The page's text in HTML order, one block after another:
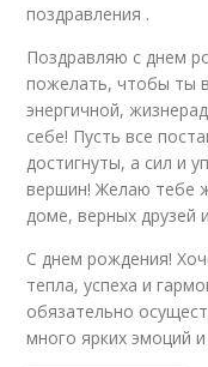
поздравления .
Поздравляю с днем
пожелать, чтобы ты
энергичной,
себе! Пусть все
достигнуты, а сил и
вершин! Желаю тебе
доме, верных друзей
С днем рождения!
тепла, успеха и
обязательно
много ярких эмоций